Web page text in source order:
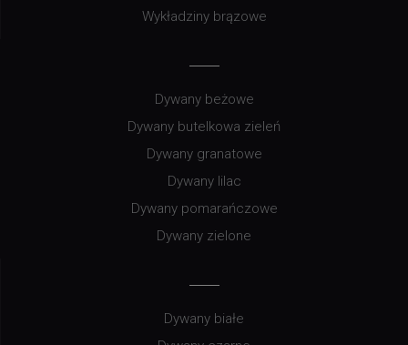
Wykładziny brązowe
Dywany beżowe
Dywany butelkowa zieleń
Dywany granatowe
Dywany lilac
Dywany pomarańczowe
Dywany zielone
Dywany białe